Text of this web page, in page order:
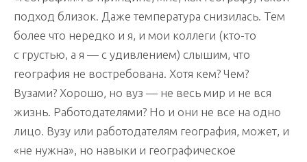
подход близок. Даже температура снизилась. Тем
более что нередко и я, и мои коллеги (кто-то
с грустью, а я — с удивлением) слышим, что
география не востребована. Хотя кем? Чем?
Вузами? Хорошо, но вуз — не весь мир и не вся
жизнь. Работодателями? Но и они не все на одно
лицо. Вузу или работодателям география, может, и
«не нужна», но навыки и географическое